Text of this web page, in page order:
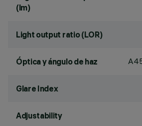
(lm)
Light output ratio (LOR)
Óptica y ángulo de haz
Glare Index
Adjustability